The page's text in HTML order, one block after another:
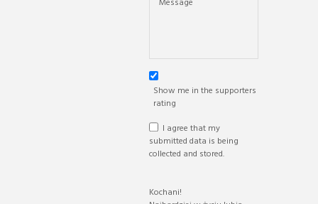
Show me in the supporters
rating
I agree that my
submitted data is being
collected and stored.
Kochani!